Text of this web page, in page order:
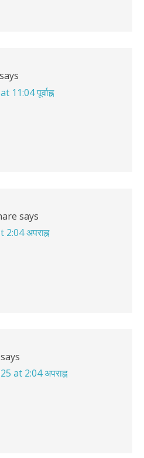
says
11:04 पूर्वाह्न
says
अपराह्न
says
at 2:04 अपराह्न